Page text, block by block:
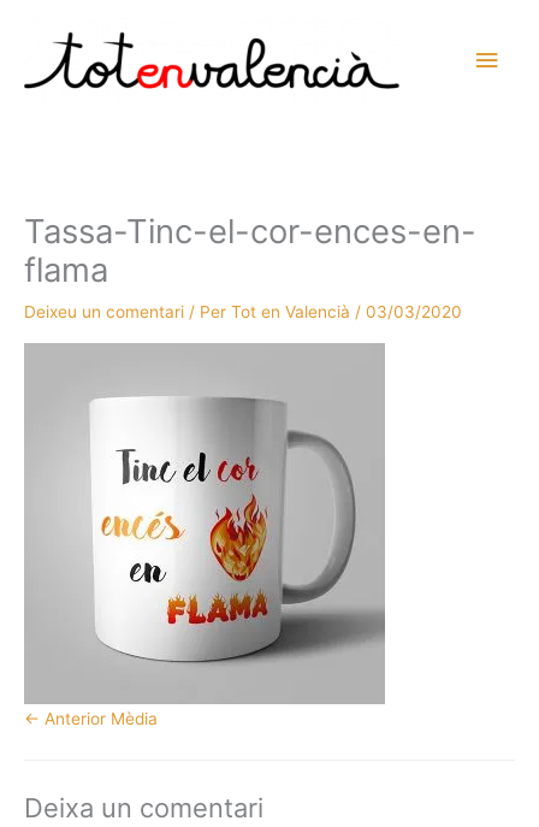
contingut
Tassa-Tinc-el-cor-ences-en-
flama
Deixeu un comentari / Per Tot en Valencià / 03/03/2020
← Anterior Mèdia
Deixa un comentari